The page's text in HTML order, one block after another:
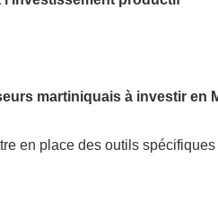
martiniquais à investir en
en place des outils spécifiques